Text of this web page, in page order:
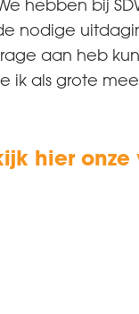
hebben bij
nodige
aan heb
ik als grote
hier